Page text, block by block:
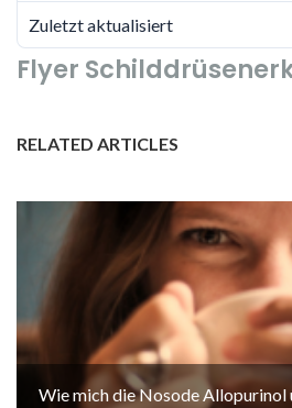
Zuletzt aktualisiert
Flyer
RELATED ARTICLES
Wie mich die Nosode Allopurinol